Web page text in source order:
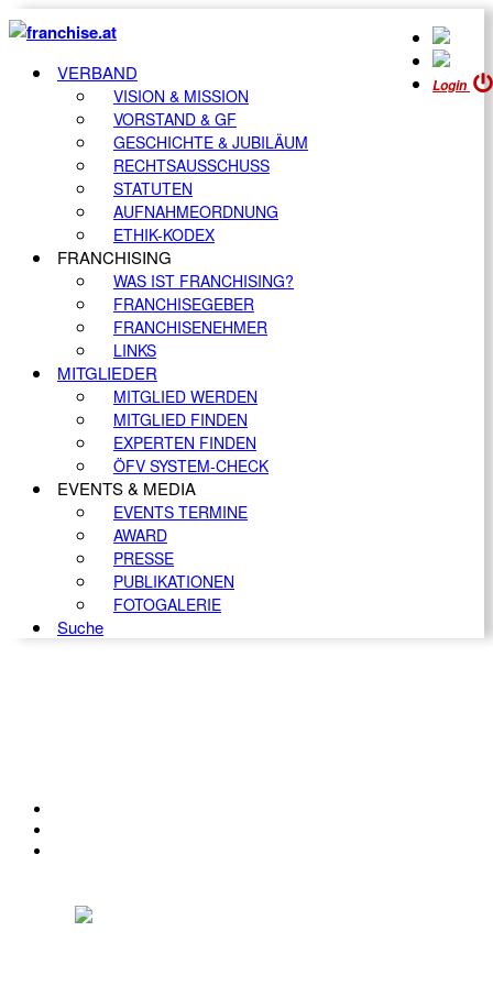
Login
VERBAND
VISION & MISSION
VORSTAND & GF
GESCHICHTE & JUBILÄUM
RECHTSAUSSCHUSS
STATUTEN
AUFNAHMEORDNUNG
ETHIK-KODEX
FRANCHISING
WAS IST FRANCHISING?
FRANCHISEGEBER
FRANCHISENEHMER
LINKS
MITGLIEDER
MITGLIED WERDEN
MITGLIED FINDEN
EXPERTEN FINDEN
ÖFV SYSTEM-CHECK
EVENTS & MEDIA
EVENTS TERMINE
AWARD
PRESSE
PUBLIKATIONEN
FOTOGALERIE
Suche